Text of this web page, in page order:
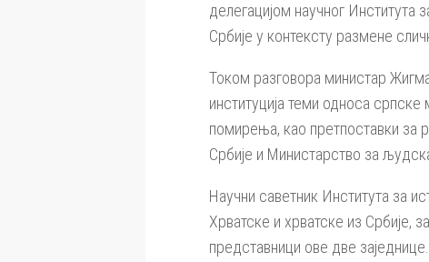
делегацијом научног
Србије у контексту размене
Током разговора министар
институција теми односа
помирења, као претпоставки за
Србије и Министарство за
Научни саветник Института за
Хрватске и хрватске из Србије,
представници ове две